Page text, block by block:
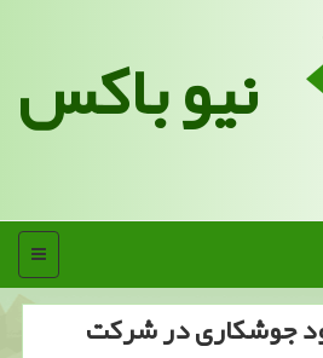
نیو باکس
منو
جوشكاری در شركت